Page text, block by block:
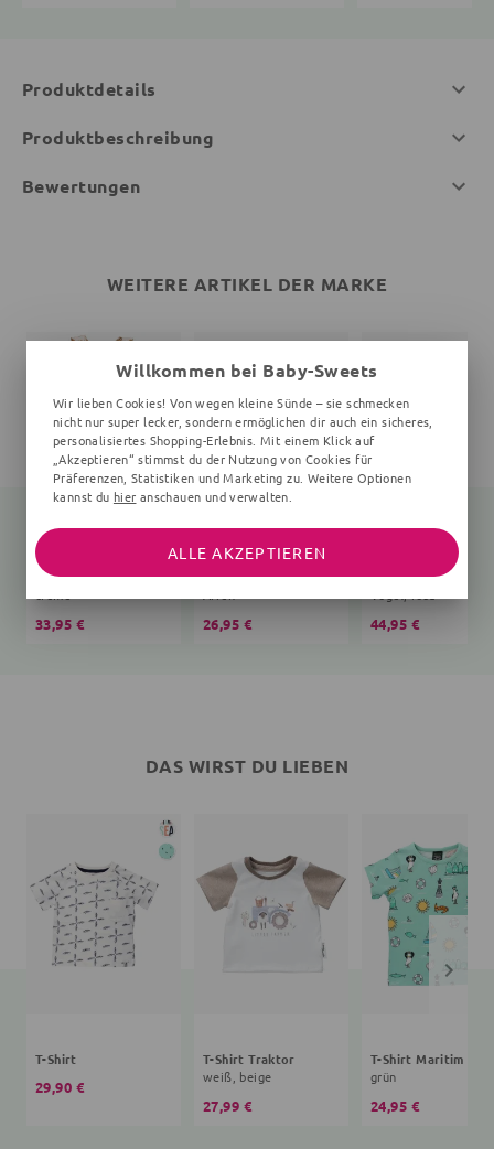
Produktdetails
Produktbeschreibung
Bewertungen
WEITERE ARTIKEL DER MARKE
Schlafsack Bär Teddy
creme
33,95 €
T-Shirt
Affen
26,95 €
Vögel, rosa
44,95 €
DAS WIRST DU LIEBEN
T-Shirt
29,90 €
T-Shirt Traktor
weiß, beige
27,99 €
T-Shirt Maritim
grün
24,95 €
Willkommen bei Baby-Sweets
Wir lieben Cookies! Von wegen kleine Sünde – sie schmecken
nicht nur super lecker, sondern ermöglichen dir auch ein sicheres,
personalisiertes Shopping-Erlebnis. Mit einem Klick auf
„Akzeptieren“ stimmst du der Nutzung von Cookies für
Präferenzen, Statistiken und Marketing zu. Weitere Optionen
kannst du hier anschauen und verwalten.
ALLE AKZEPTIEREN